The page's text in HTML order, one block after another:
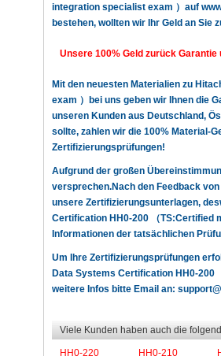
integration specialist exam ）auf
bestehen, wollten wir Ihr Geld an Sie
Unsere 100% Geld zurück
Mit den neuesten Materialien zu
exam ）bei uns geben wir Ihnen die
unseren Kunden aus Deutschland,
sollte, zahlen wir die 100% Material-
Zertifizierungsprüfungen!
Aufgrund der großen
versprechen.Nach den Feedback
unsere Zertifizierungsunterlagen,
Certification HH0-200 （TS:Certified
Informationen der tatsächlichen
Um Ihre Zertifizierungsprüfungen
Data Systems Certification HH0-200
weitere Infos bitte Email an:
Viele Kunden haben auch die
HH0-220 HH0-210